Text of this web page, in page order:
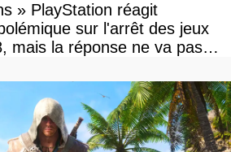
» PlayStation réagit
sur l'arrêt des jeux
mais la réponse ne va pas